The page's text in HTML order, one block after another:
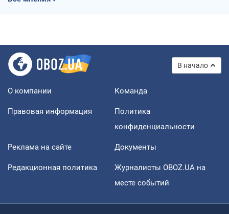
В начало
О компании Команда
Правовая информация
Политика
конфиденциальности
Реклама на сайте Документы
Редакционная политика
Журналисты OBOZ.UA на
месте событий